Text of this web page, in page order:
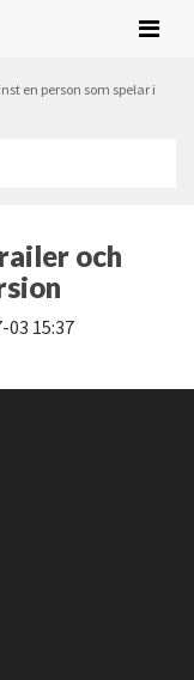
en person som spelar i
och
03 15:37